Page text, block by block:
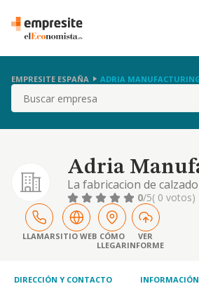
EMPRESITE ESPAÑA ADRIA
Buscar
Adria
La fabricacion de
calzado de seguridad y
relacionados con la
prendas de vestir,
carteras, tanto de piel
materias plasticas,
0/5( 0 votos)
LLAMARSITIO WEB CÓMO
LLEGAR
VER
INFORME
DIRECCIÓN Y CONTACTO